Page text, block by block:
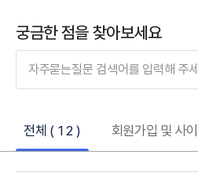
궁금한 점을 찾아보세요
전체 ( 12 ) 회원가입 및 사